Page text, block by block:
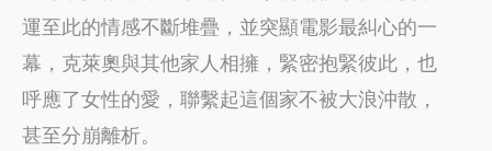
運至此的情感不斷堆疊，並突顯電影最糾心的一
幕，克萊奧與其他家人相擁，緊密抱緊彼此，也
呼應了女性的愛，聯繫起這個家不被大浪沖散，
甚至分崩離析。